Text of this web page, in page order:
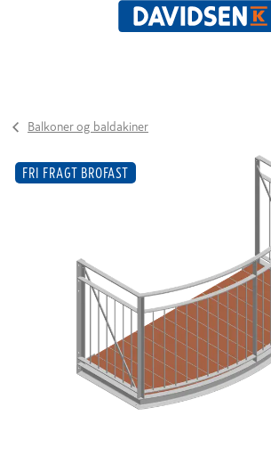
Balkoner og baldakiner
FRI FRAGT BROFAST